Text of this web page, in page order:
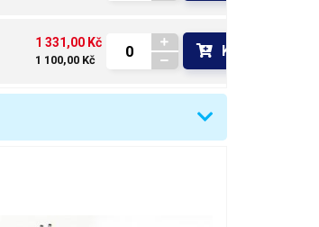
1 331,00 Kč
1 100,00 Kč
Koupit